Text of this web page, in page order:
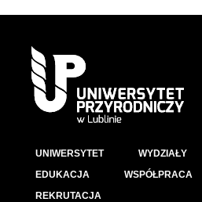
UNIWERSYTET WYDZIAŁY
EDUKACJA
WSPÓŁPRACA
REKRUTACJA